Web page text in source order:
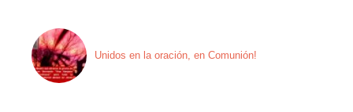
Unidos en la oración, en Comunión!